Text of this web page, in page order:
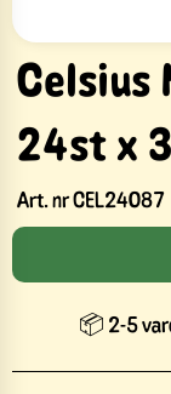
Celsius
24st x
Art. nrCEL24087
📦 2-5